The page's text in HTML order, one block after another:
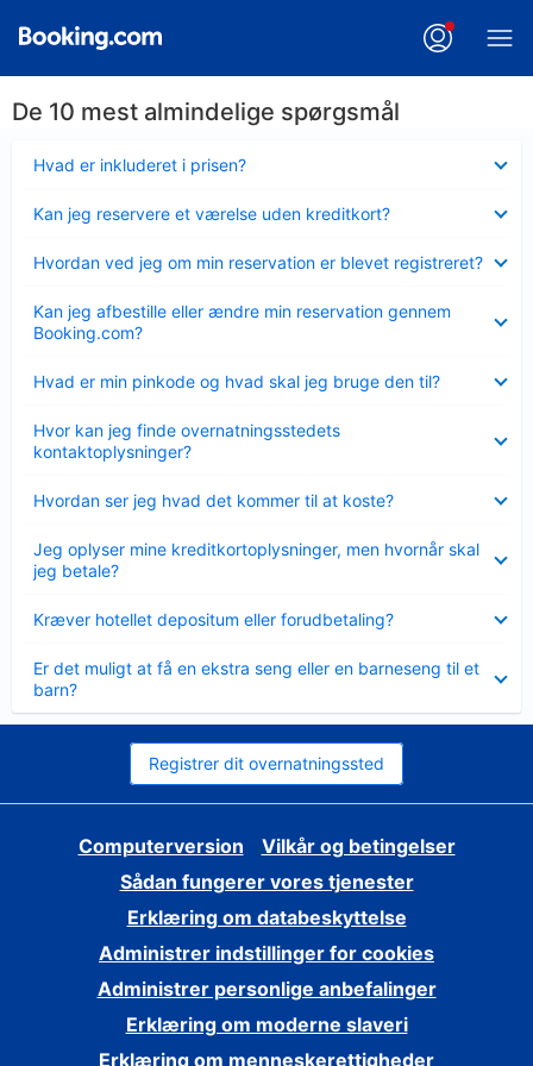
De 10 mest almindelige spørgsmål
Hvad er inkluderet i prisen?
Kan jeg reservere et værelse uden kreditkort?
Hvordan ved jeg om min reservation er blevet registreret?
Kan jeg afbestille eller ændre min reservation gennem
Booking.com?
Hvad er min pinkode og hvad skal jeg bruge den til?
Hvor kan jeg finde overnatningsstedets
kontaktoplysninger?
Hvordan ser jeg hvad det kommer til at koste?
Jeg oplyser mine kreditkortoplysninger, men hvornår skal
jeg betale?
Kræver hotellet depositum eller forudbetaling?
Er det muligt at få en ekstra seng eller en barneseng til et
barn?
Registrer dit overnatningssted
Computerversion
Vilkår og betingelser
Sådan fungerer vores tjenester
Erklæring om databeskyttelse
Administrer indstillinger for cookies
Administrer personlige anbefalinger
Erklæring om moderne slaveri
Erklæring om menneskerettigheder